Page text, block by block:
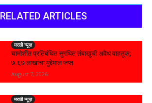
RELATED ARTICLES
मराठी न्यूज़
चामोर्शीत प्रतिबंधित सुगंधित तंबाखूची अवैध वाहतूक;
₹७.६७ लाखांचा मुद्देमाल जप्त
August 7, 2026
मराठी न्यूज़